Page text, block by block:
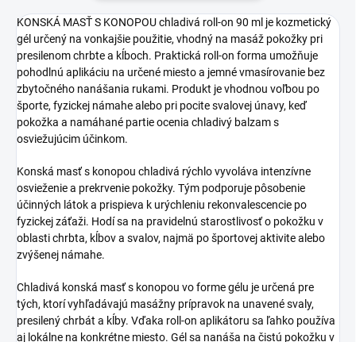
KONSKÁ MASŤ S KONOPOU chladivá roll-on 90 ml je kozmetický
gél určený na vonkajšie použitie, vhodný na masáž pokožky pri
presilenom chrbte a kĺboch. Praktická roll-on forma umožňuje
pohodlnú aplikáciu na určené miesto a jemné vmasírovanie bez
zbytočného nanášania rukami. Produkt je vhodnou voľbou po
športe, fyzickej námahe alebo pri pocite svalovej únavy, keď
pokožka a namáhané partie ocenia chladivý balzam s
osviežujúcim účinkom.
Konská masť s konopou chladivá rýchlo vyvoláva intenzívne
osvieženie a prekrvenie pokožky. Tým podporuje pôsobenie
účinných látok a prispieva k urýchleniu rekonvalescencie po
fyzickej záťaži. Hodí sa na pravidelnú starostlivosť o pokožku v
oblasti chrbta, kĺbov a svalov, najmä po športovej aktivite alebo
zvýšenej námahe.
Chladivá konská masť s konopou vo forme gélu je určená pre
tých, ktorí vyhľadávajú masážny prípravok na unavené svaly,
presilený chrbát a kĺby. Vďaka roll-on aplikátoru sa ľahko používa
aj lokálne na konkrétne miesto. Gél sa nanáša na čistú pokožku v